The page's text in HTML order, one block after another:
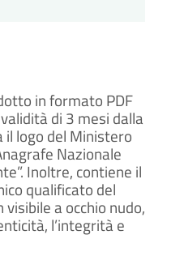
in formato PDF
di 3 mesi dalla
logo del Ministero
Nazionale
Inoltre, contiene il
qualificato del
a occhio nudo,
l’integrità e